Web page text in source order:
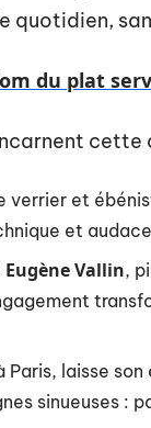
quotidien,
du plat
verrier et
et
Eugène Vallin,
Paris, laisse
sinueuses :